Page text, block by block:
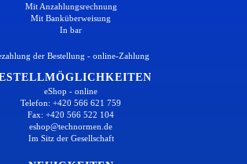
Mit Anzahlungsrechnung
Mit Banküberweisung
In bar
der Bestellung - online-Zahlung
eShop - online
Telefon: +420 566 621 759
Fax: +420 566 522 104
eshop@technormen.de
Im Sitz der Gesellschaft